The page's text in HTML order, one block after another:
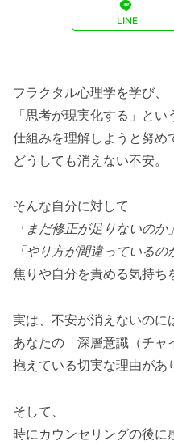
LINE
フラクタル心理学を学び、
「思考が現実化する」とい
仕組みを理解しようと努め
どうしても消えない不安。
そんな自分に対して
「まだ修正が足りないのか」
「やり方が間違っているの
焦りや自分を責める気持ち
実は、不安が消えないのに
あなたの「深層意識（チャ
抱えている切実な理由があ
そして、
時にカウンセリングの後に